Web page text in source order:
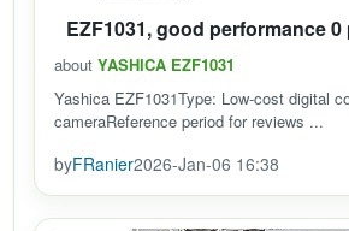
EZF1031, good performance 0
about YASHICA EZF1031
Yashica EZF1031Type: Low-cost digital
cameraReference period for reviews ...
byFRanier2026-Jan-06 16:38